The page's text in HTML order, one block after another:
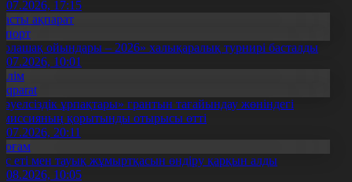
17:15
ақпарат
ойындары – 2026» халықаралық турнирі басталды
10:01
ұрпақтары» грантын тағайындау жөніндегі
қорытынды отырысы өтті
20:11
еті мен тауық жұмыртқасын өндіру қарқын алды
10:05